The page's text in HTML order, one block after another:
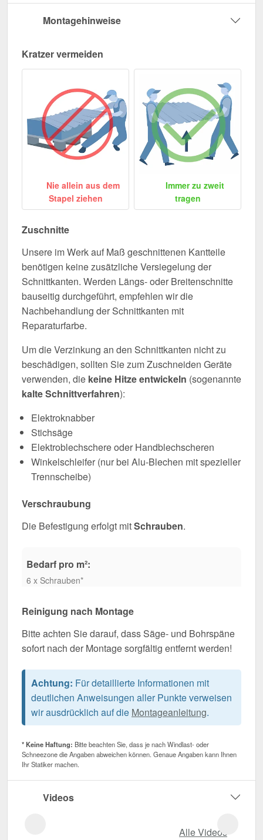
Montagehinweise
Kratzer vermeiden
Nie allein aus dem
Stapel ziehen
Immer zu zweit
tragen
Zuschnitte
Unsere im Werk auf Maß geschnittenen Kantteile
benötigen keine zusätzliche Versiegelung der
Schnittkanten. Werden Längs- oder Breitenschnitte
bauseitig durchgeführt, empfehlen wir die
Nachbehandlung der Schnittkanten mit
Reparaturfarbe.
Um die Verzinkung an den Schnittkanten nicht zu
beschädigen, sollten Sie zum Zuschneiden Geräte
verwenden, die keine Hitze entwickeln (sogenannte
kalte Schnittverfahren):
Elektroknabber
Stichsäge
Elektroblechschere oder Handblechscheren
Winkelschleifer (nur bei Alu-Blechen mit spezieller
Trennscheibe)
Verschraubung
Die Befestigung erfolgt mitSchrauben.
Bedarf pro m²:
6 x Schrauben*
Reinigung nach Montage
Bitte achten Sie darauf, dass Säge- und Bohrspäne
sofort nach der Montage sorgfältig entfernt werden!
Achtung: Für detaillierte Informationen mit
deutlichen Anweisungen aller Punkte verweisen
wir ausdrücklich auf die Montageanleitung.
* Keine Haftung: Bitte beachten Sie, dass je nach Windlast- oder
Schneezone die Angaben abweichen können. Genaue Angaben kann Ihnen
Ihr Statiker machen.
Videos
Alle Videos